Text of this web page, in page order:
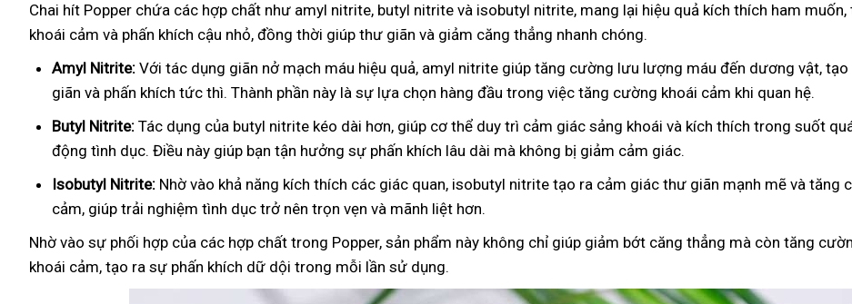
Chai hít Popper chứa các hợp chất như amyl nitrite, butyl nitrite và isobutyl nitrite, mang lại hiệu quả kích thích ham
khoái cảm và phấn khích cậu nhỏ, đồng thời giúp thư giãn và giảm căng thẳng nhanh chóng.
Amyl Nitrite: Với tác dụng giãn nở mạch máu hiệu quả, amyl nitrite giúp tăng cường lưu lượng máu đến dương vật,
giãn và phấn khích tức thì. Thành phần này là sự lựa chọn hàng đầu trong việc tăng cường khoái cảm khi quan hệ.
Butyl Nitrite: Tác dụng của butyl nitrite kéo dài hơn, giúp cơ thể duy trì cảm giác sảng khoái và kích thích trong suốt
động tình dục. Điều này giúp bạn tận hưởng sự phấn khích lâu dài mà không bị giảm cảm giác.
Isobutyl Nitrite: Nhờ vào khả năng kích thích các giác quan, isobutyl nitrite tạo ra cảm giác thư giãn mạnh mẽ và tăng
cảm, giúp trải nghiệm tình dục trở nên trọn vẹn và mãnh liệt hơn.
Nhờ vào sự phối hợp của các hợp chất trong Popper, sản phẩm này không chỉ giúp giảm bớt căng thẳng mà còn tăng
khoái cảm, tạo ra sự phấn khích dữ dội trong mỗi lần sử dụng.